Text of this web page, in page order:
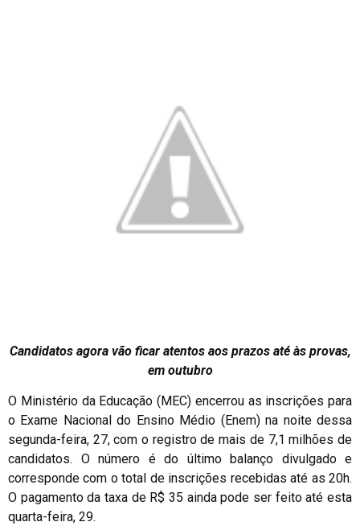
Candidatos agora vão ficar atentos aos prazos até às provas,
em outubro
O Ministério da Educação (MEC) encerrou as inscrições para
o Exame Nacional do Ensino Médio (Enem) na noite dessa
segunda-feira, 27, com o registro de mais de 7,1 milhões de
candidatos. O número é do último balanço divulgado e
corresponde com o total de inscrições recebidas até as 20h.
O pagamento da taxa de R$ 35 ainda pode ser feito até esta
quarta-feira, 29.